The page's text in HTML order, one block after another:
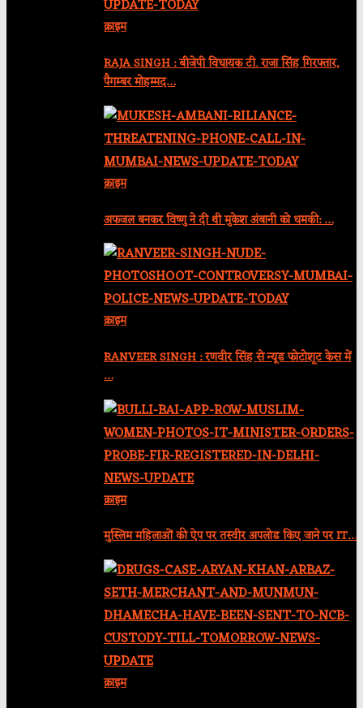
क्राइम
RAJA SINGH : बीजेपी विधायक टी. राजा सिंह गिरफ्तार,
पैगम्बर मोहम्मद…
क्राइम
अफजल बनकर विष्णु ने दी थी मुकेश अंबानी को धमकी: …
क्राइम
RANVEER SINGH : रणवीर सिंह से न्यूड फोटोशूट केस में
…
क्राइम
मुस्लिम महिलाओं की ऐप पर तस्वीर अपलोड किए जाने पर IT…
क्राइम